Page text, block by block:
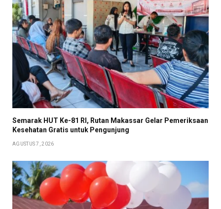
Semarak HUT Ke-81 RI, Rutan Makassar Gelar Pemeriksaan
Kesehatan Gratis untuk Pengunjung
AGUSTUS 7, 2026